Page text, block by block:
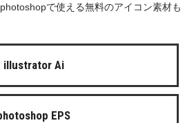
で使える無料のアイコン素材も
illustrator Ai
EPS